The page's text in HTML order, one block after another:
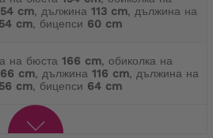
cm, дължина 113 cm, дължина на
54 cm, бицепси 60 cm
на бюста 166 cm, обиколка на
cm, дължина 116 cm, дължина на
56 cm, бицепси 64 cm